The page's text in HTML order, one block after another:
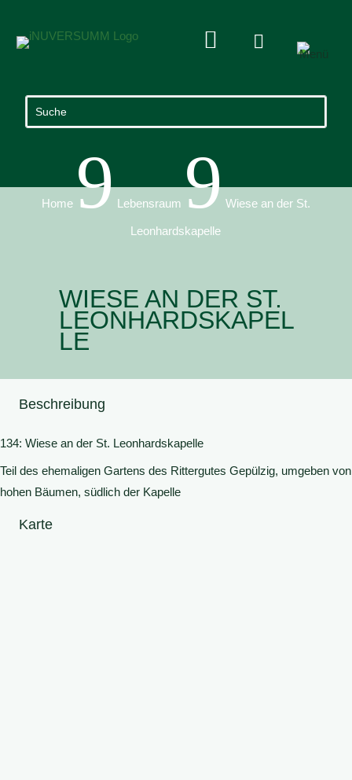
 
Home 9 Lebensraum 9 Wiese an der St.
Leonhardskapelle
WIESE AN DER ST.
LEONHARDSKAPEL
LE
Beschreibung
134: Wiese an der St. Leonhardskapelle
Teil des ehemaligen Gartens des Rittergutes Gepülzig, umgeben von
hohen Bäumen, südlich der Kapelle
Karte